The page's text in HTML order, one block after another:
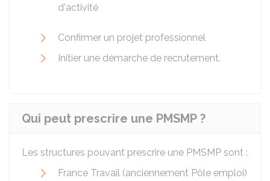
d'activité
Confirmer un projet professionnel
Initier une démarche de recrutement.
Qui peut prescrire une PMSMP ?
Les structures pouvant prescrire une PMSMP sont :
France Travail (anciennement Pôle emploi)